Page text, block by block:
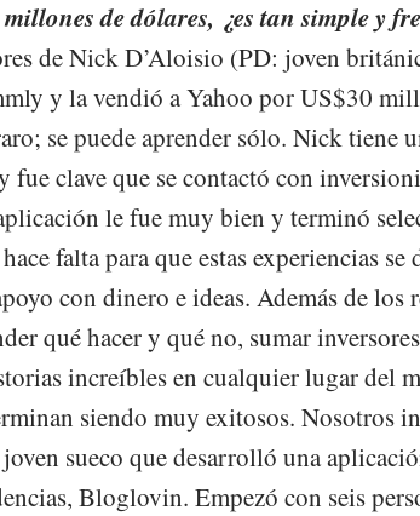
de dólares, ¿es tan simple y
de Nick D’Aloisio (PD: joven
y la vendió a Yahoo por US$30
se puede aprender sólo. Nick tiene
fue clave que se contactó con
le fue muy bien y terminó
falta para que estas experiencias se
con dinero e ideas. Además de los
qué hacer y qué no, sumar
increíbles en cualquier lugar del
siendo muy exitosos. Nosotros
sueco que desarrolló una
Bloglovin. Empezó con seis